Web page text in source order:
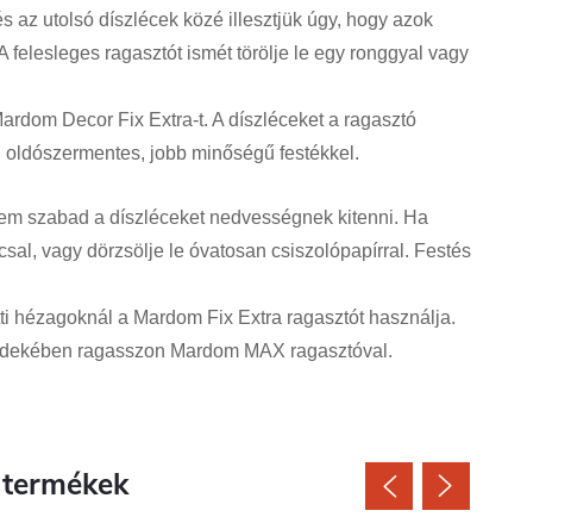
az utolsó díszlécek közé illesztjük úgy, hogy azok
felesleges ragasztót ismét törölje le egy ronggyal vagy
Decor Fix Extra-t. A díszléceket a ragasztó
jobb minőségű festékkel.
szabad a díszléceket nedvességnek kitenni. Ha
vagy dörzsölje le óvatosan csiszolópapírral. Festés
hézagoknál a Mardom Fix Extra ragasztót használja.
ragasszon Mardom MAX ragasztóval.